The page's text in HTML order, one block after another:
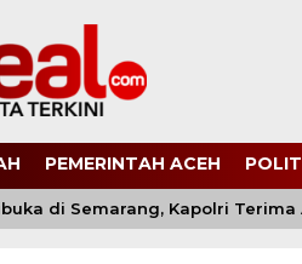
PEMERINTAH ACEH
di Semarang, Kapolri